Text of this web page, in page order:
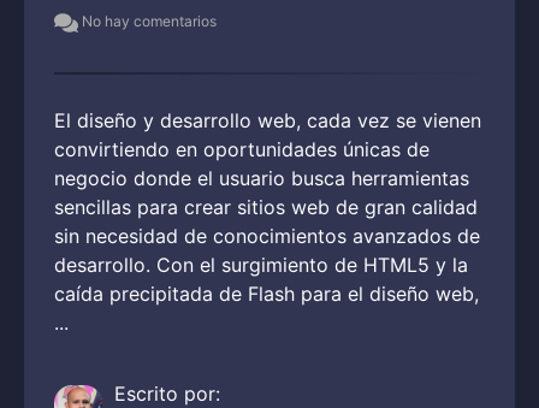
No hay comentarios
El diseño y desarrollo web, cada vez se vienen
convirtiendo en oportunidades únicas de
negocio donde el usuario busca herramientas
sencillas para crear sitios web de gran calidad
sin necesidad de conocimientos avanzados de
desarrollo. Con el surgimiento de HTML5 y la
caída precipitada de Flash para el diseño web,
...
Escrito por: